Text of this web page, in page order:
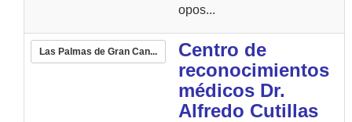
opos...
Las Palmas de Gran Can...
Centro de
reconocimientos
médicos Dr.
Alfredo Cutillas